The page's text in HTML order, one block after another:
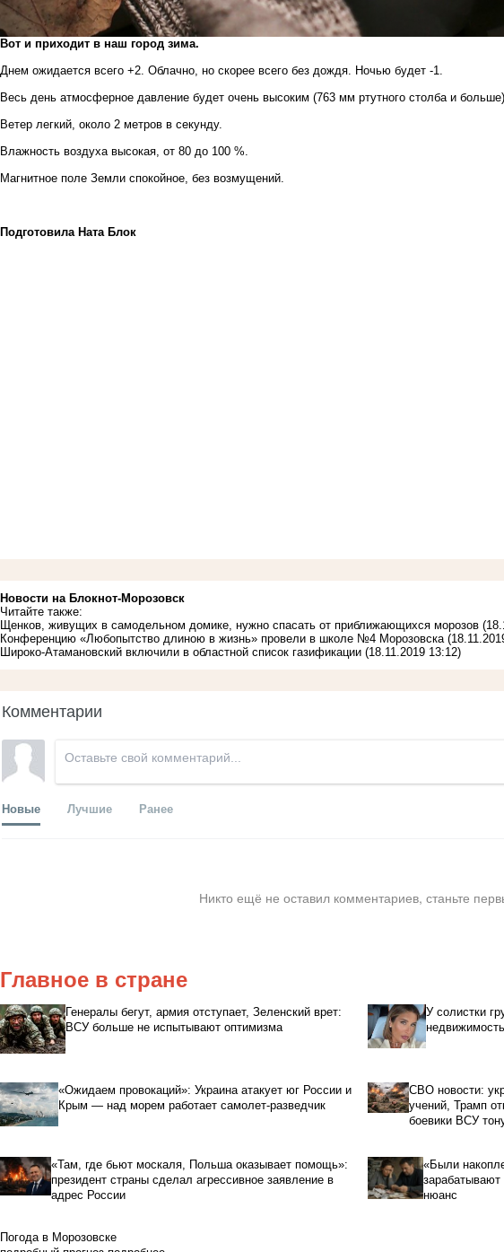
Вот и приходит в наш город зима.
Днем ожидается всего +2. Облачно, но скорее всего без дождя. Ночью будет -1.
Весь день атмосферное давление будет очень высоким (763 мм ртутного столба и больше).
Ветер легкий, около 2 метров в секунду.
Влажность воздуха высокая, от 80 до 100 %.
Магнитное поле Земли спокойное, без возмущений.
Подготовила Ната Блок
Новости на Блoкнoт-Морозовск
Читайте также:
Щенков, живущих в самодельном домике, нужно спасать от приближающихся морозов
Конференцию «Любопытство длиною в жизнь» провели в школе №4 Морозовска
Широко-Атамановский включили в областной список газификации (18.11.2019 13:12)
Комментарии
Новые Лучшие Ранее
Никто ещё не оставил комментариев, станьте
Главное в стране
Генералы бегут, армия отступает, Зеленский врет:
ВСУ больше не испытывают оптимизма
У солистки
«Ожидаем провокаций»: Украина атакует юг России и
Крым — над морем работает самолет-разведчик
СВО новости:
учений, Трамп
боевики ВСУ
«Там, где бьют москаля, Польша оказывает помощь»:
президент страны сделал агрессивное заявление в
адрес России
«Были
нюанс
Погода в Морозовске